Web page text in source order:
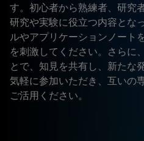
す。初心者から熟練者、研究
研究や実験に役立つ内容とな
ルやアプリケーションノート
を刺激してください。さらに
とで、知見を共有し、新たな
気軽に参加いただき、互いの
ご活用ください。